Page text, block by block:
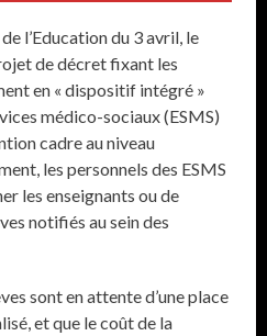
l’Education du 3 avril, le
de décret fixant les
en « dispositif intégré »
médico-sociaux (ESMS)
cadre au niveau
les personnels des ESMS
les enseignants ou de
notifiés au sein des
sont en attente d’une place
et que le coût de la